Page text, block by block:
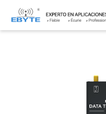
Home > Modem >